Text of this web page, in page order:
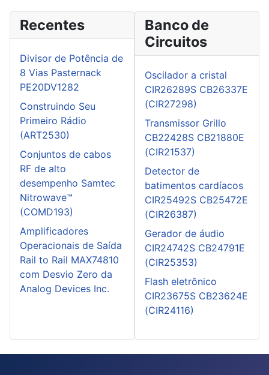
Recentes
Divisor de Potência de
8 Vias Pasternack
PE20DV1282
Construindo Seu
Primeiro Rádio
(ART2530)
Conjuntos de cabos
RF de alto
desempenho Samtec
Nitrowave™
(COMD193)
Amplificadores
Operacionais de Saída
Rail to Rail MAX74810
com Desvio Zero da
Analog Devices Inc.
Banco de
Circuitos
Oscilador a cristal
CIR26289S CB26337E
(CIR27298)
Transmissor Grillo
CB22428S CB21880E
(CIR21537)
Detector de
batimentos cardíacos
CIR25492S CB25472E
(CIR26387)
Gerador de áudio
CIR24742S CB24791E
(CIR25353)
Flash eletrônico
CIR23675S CB23624E
(CIR24116)